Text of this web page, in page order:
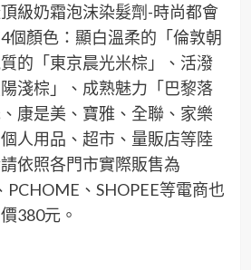
頂級奶霜泡沫染髮劑-時尚都會
個顏色：顯白溫柔的「倫敦朝
的「東京晨光米棕 」
、活潑
淺棕 」 、成熟魅力「巴黎落
康是美、寶雅、 全聯、 家樂
人用品、超市、量販店等陸
依照各門市實際販售為
、SHOPEE等電商也
380元。